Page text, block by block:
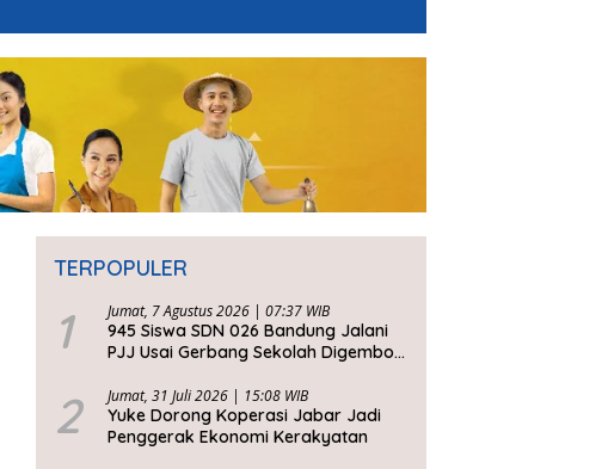
TERPOPULER
1 Jumat, 7 Agustus 2026 | 07:37 WIB
945 Siswa SDN 026 Bandung Jalani
PJJ Usai Gerbang Sekolah Digembok
2 Jumat, 31 Juli 2026 | 15:08 WIB
Yuke Dorong Koperasi Jabar Jadi
Penggerak Ekonomi Kerakyatan